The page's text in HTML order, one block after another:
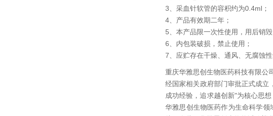
3、采血针软管的容积约为0.4ml；
4、产品有效期二年；
5、本产品限一次性使用，用后销毁
6、内包装破损，禁止使用；
7、应贮存在干燥、通风、无腐蚀性
重庆华雅思创生物医药科技有限公
经国家相关政府部门审批正式成立
成功经验，追求越创新"为核心思
华雅思创生物医药作为生命科学